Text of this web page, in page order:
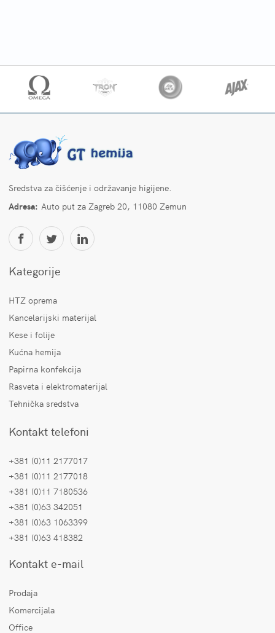
Sredstva za čišćenje i održavanje higijene.
Adresa: Auto put za Zagreb 20, 11080 Zemun
Kategorije
HTZ oprema
Kancelarijski materijal
Kese i folije
Kućna hemija
Papirna konfekcija
Rasveta i elektromaterijal
Tehnička sredstva
Kontakt telefoni
+381 (0)11 2177017
+381 (0)11 2177018
+381 (0)11 7180536
+381 (0)63 342051
+381 (0)63 1063399
+381 (0)63 418382
Kontakt e-mail
Prodaja
Komercijala
Office